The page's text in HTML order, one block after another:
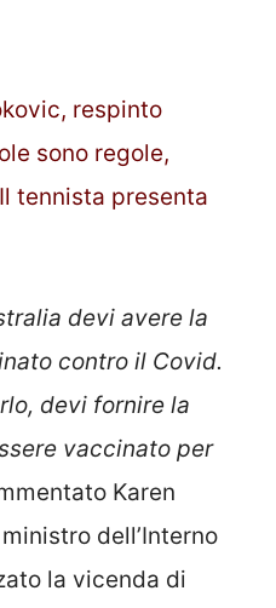
respinto
sono regole,
tennista presenta
devi avere la
contro il Covid.
devi fornire la
vaccinato per
Karen
dell’Interno
la vicenda di